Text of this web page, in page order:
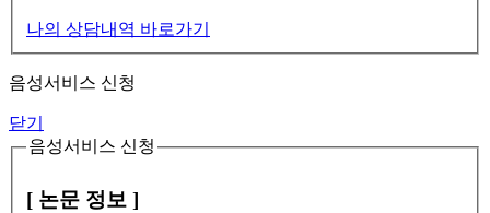
나의 상담내역 바로가기
음성서비스 신청
닫기
음성서비스 신청
[ 논문 정보 ]